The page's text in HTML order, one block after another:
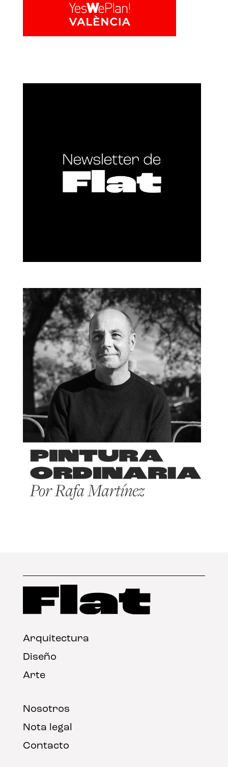
Arquitectura
Diseño
Arte
Nosotros
Nota legal
Contacto